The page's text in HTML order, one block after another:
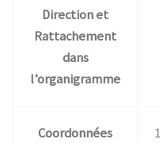
Direction et
Rattachement
dans
l’organigramme
Coordonnées